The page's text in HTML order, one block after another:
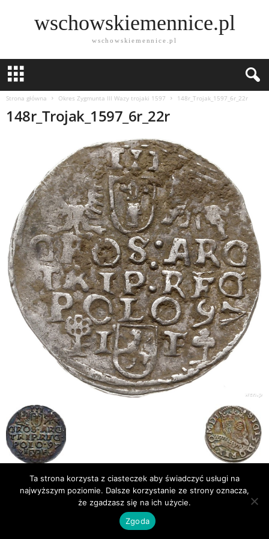
wschowskiemennice.pl
wschowskiemennice.pl
Strona główna Okres Zygmunta lll Wazy trojaki 1597 148r_Trojak_1597_6r_22r
148r_Trojak_1597_6r_22r
Publikacje
Bibliografia
© Newsmag WordPress Theme by TagDiv
Ta strona korzysta z ciasteczek aby świadczyć usługi na
najwyższym poziomie. Dalsze korzystanie ze strony oznacza,
że zgadzasz się na ich użycie.
Zgoda